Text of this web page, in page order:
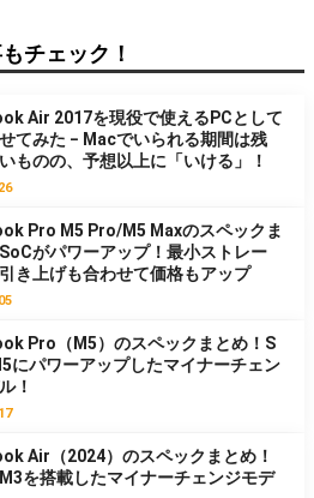
チェック！
Air 2017を現役で使えるPCとして
てみた − Macでいられる期間は残
ものの、予想以上に「いける」！
Pro M5 Pro/M5 Maxのスペックま
がパワーアップ！最小ストレー
き上げも合わせて価格もアップ
Pro（M5）のスペックまとめ！S
にパワーアップしたマイナーチェン
！
Air（2024）のスペックまとめ！
を搭載したマイナーチェンジモデ